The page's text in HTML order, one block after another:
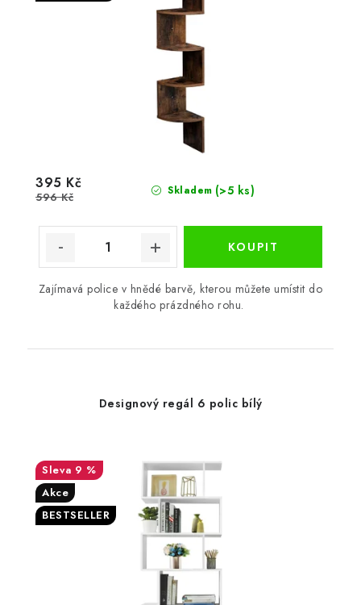
Skladem (>5 ks)
395 Kč
596 Kč
Zajímavá police v hnědé barvě, kterou můžete umístit do
každého prázdného rohu.
Designový regál 6 polic bílý
9 %
Akce
BESTSELLER